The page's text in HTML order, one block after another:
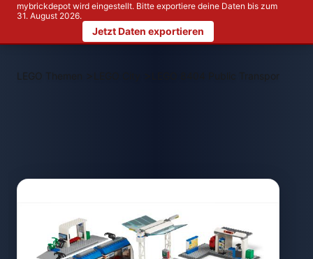
mybrickdepot wird eingestellt. Bitte exportiere deine Daten bis zum
31. August 2026.
Jetzt Daten exportieren
LEGO Themen > LEGO 8404 Public Transport